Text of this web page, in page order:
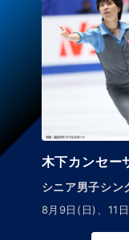
木下カンセー
シニア男子シン
8月9日(日)、11